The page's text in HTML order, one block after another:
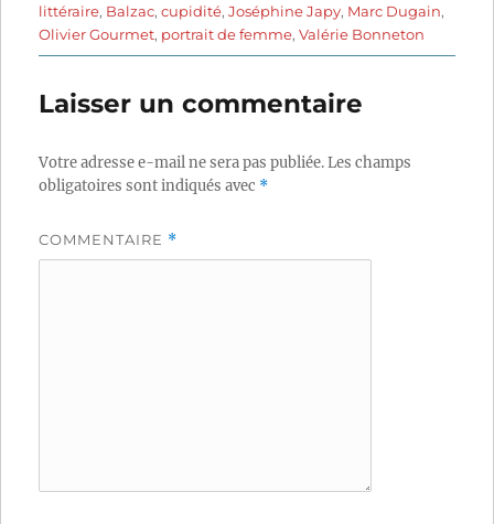
littéraire, Balzac,cupidité,Joséphine Japy, Marc Dugain,
Olivier Gourmet, portrait de femme,Valérie Bonneton
Laisser un commentaire
Votre adresse e-mail ne sera pas publiée.Les champs
obligatoires sont indiqués avec *
COMMENTAIRE *